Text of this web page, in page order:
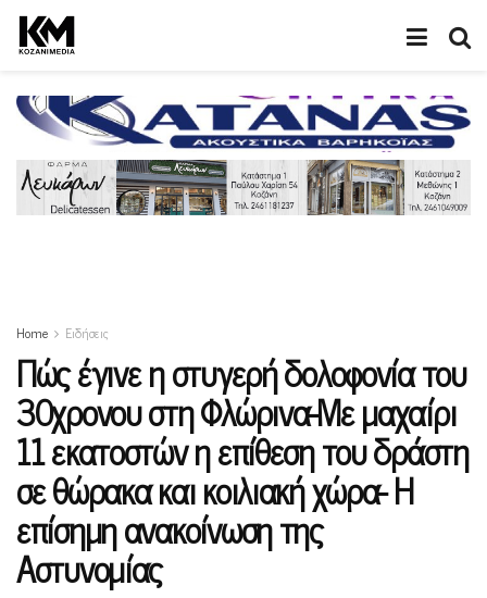
Home Ειδήσεις
Πώς έγινε η στυγερή δολοφονία του
30χρονου στη Φλώρινα-Με μαχαίρι
11 εκατοστών η επίθεση του δράστη
σε θώρακα και κοιλιακή χώρα- Η
επίσημη ανακοίνωση της
Αστυνομίας